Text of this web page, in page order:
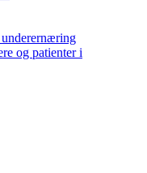
og patienter i